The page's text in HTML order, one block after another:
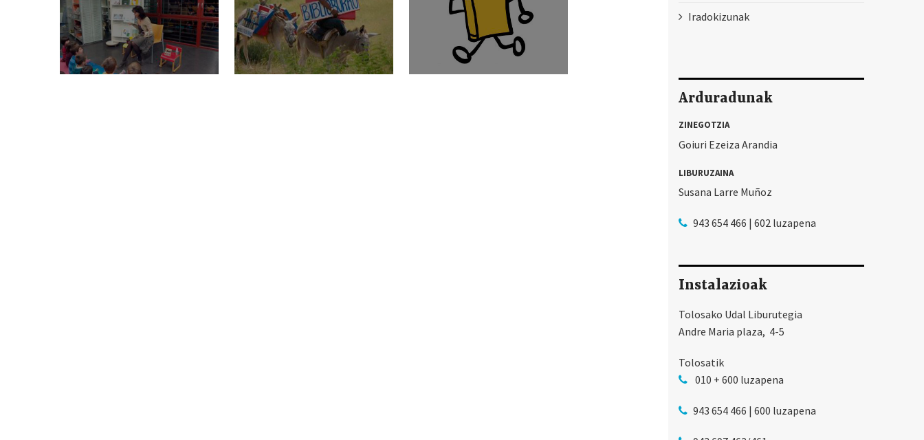
Iradokizunak
Arduradunak
ZINEGOTZIA
Goiuri Ezeiza Arandia
LIBURUZAINA
Susana Larre Muñoz
943 654 466 | 602 luzapena
Instalazioak
Tolosako Udal Liburutegia
Andre Maria plaza, 4-5
Tolosatik
010 + 600 luzapena
943 654 466 | 600 luzapena